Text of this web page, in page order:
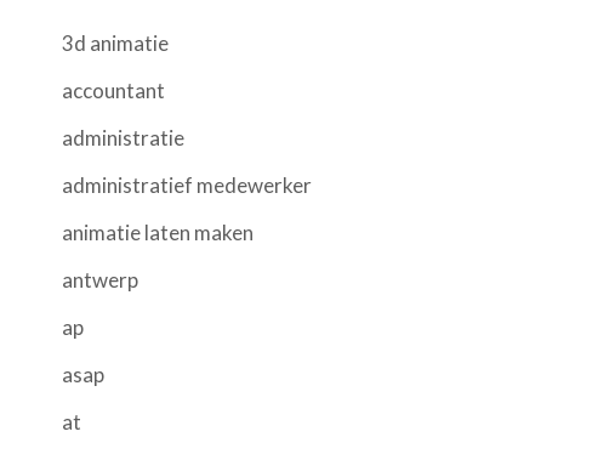
3d animatie
accountant
administratie
administratief medewerker
animatie laten maken
antwerp
ap
asap
at